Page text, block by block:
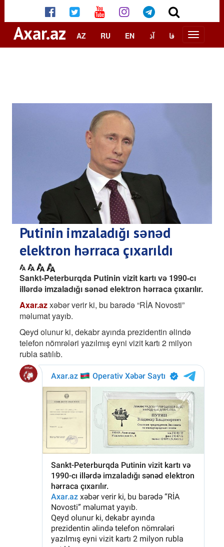
Axar.az AZ RU EN آذ فا
Putinin imzaladığı sənəd
elektron hərraca çıxarıldı
Sankt-Peterburqda Putinin vizit kartı və 1990-cı
illərdə imzaladığı sənəd elektron hərraca çıxarılır.
Axar.azxəbər verir ki, bu barədə “RİA Novosti”
məlumat yayıb.
Qeyd olunur ki, dekabr ayında prezidentin əlində
telefon nömrələri yazılmış eyni vizit kartı 2 milyon
rubla satılıb.​